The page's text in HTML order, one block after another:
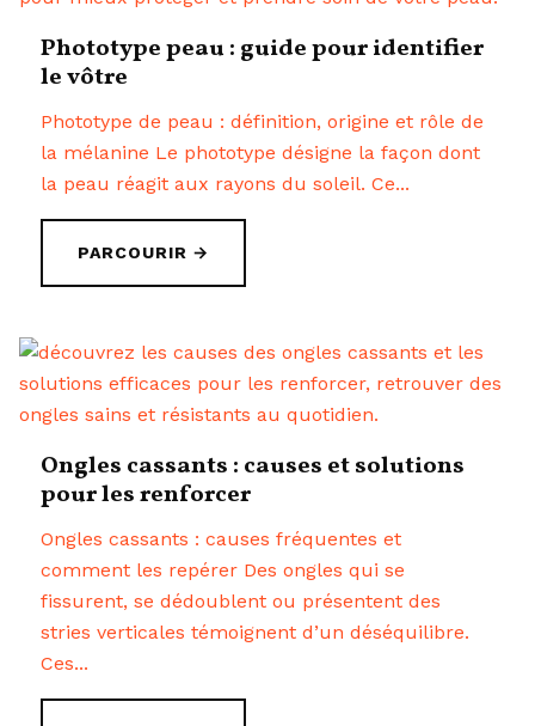
Phototype peau : guide pour identifier
le vôtre
Phototype de peau : définition, origine et rôle de
la mélanine Le phototype désigne la façon dont
la peau réagit aux rayons du soleil. Ce...
PARCOURIR →
Ongles cassants : causes et solutions
pour les renforcer
Ongles cassants : causes fréquentes et
comment les repérer Des ongles qui se
fissurent, se dédoublent ou présentent des
stries verticales témoignent d’un déséquilibre.
Ces...